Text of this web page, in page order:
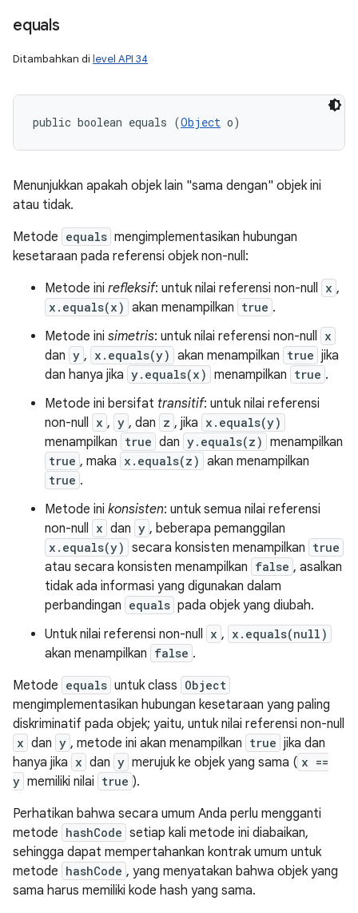
equals
Ditambahkan di level API 34
public boolean equals (Object o)
Menunjukkan apakah objek lain "sama dengan" objek ini
atau tidak.
Metode equals mengimplementasikan hubungan
kesetaraan pada referensi objek non-null:
Metode ini refleksif: untuk nilai referensi non-null x ,
x.equals(x) akan menampilkan true .
Metode ini simetris: untuk nilai referensi non-null x
dan y , x.equals(y) akan menampilkan true jika
dan hanya jika y.equals(x) menampilkan true .
Metode ini bersifat transitif: untuk nilai referensi
non-null x , y , dan z , jika x.equals(y)
menampilkan true dan y.equals(z) menampilkan
true , maka x.equals(z) akan menampilkan
true .
Metode ini konsisten: untuk semua nilai referensi
non-null x dan y , beberapa pemanggilan
x.equals(y) secara konsisten menampilkan true
atau secara konsisten menampilkan false , asalkan
tidak ada informasi yang digunakan dalam
perbandingan equals pada objek yang diubah.
Untuk nilai referensi non-null x , x.equals(null)
akan menampilkan false .
Metode equals untuk class Object
mengimplementasikan hubungan kesetaraan yang paling
diskriminatif pada objek; yaitu, untuk nilai referensi non-null
x dan y , metode ini akan menampilkan true jika dan
hanya jika x dan y merujuk ke objek yang sama ( x ==
y memiliki nilai true ).
Perhatikan bahwa secara umum Anda perlu mengganti
metode hashCode setiap kali metode ini diabaikan,
sehingga dapat mempertahankan kontrak umum untuk
metode hashCode , yang menyatakan bahwa objek yang
sama harus memiliki kode hash yang sama.